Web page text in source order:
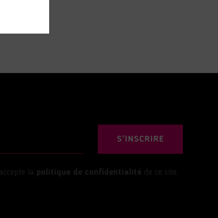
S'INSCRIRE
la politique de confidentialité de ce site.